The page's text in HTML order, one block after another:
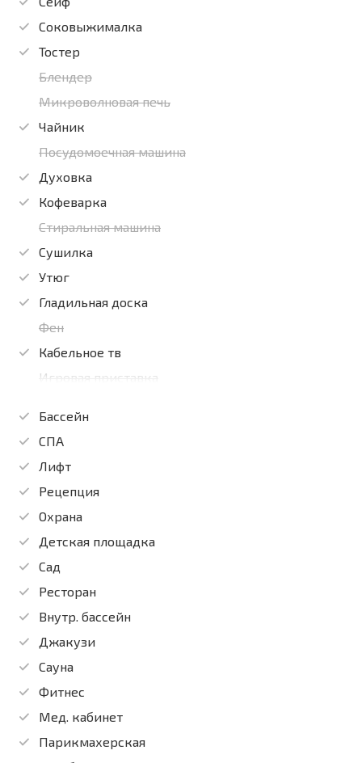
Соковыжималка
Тостер
Блендер
Микроволновая печь
Чайник
Посудомоечная машина
Духовка
Кофеварка
Стиральная машина
Сушилка
Утюг
Гладильная доска
Фен
Кабельное тв
Игровая приставка
Бассейн
СПА
Лифт
Рецепция
Охрана
Детская площадка
Сад
Ресторан
Внутр. бассейн
Джакузи
Сауна
Фитнес
Мед. кабинет
Парикмахерская